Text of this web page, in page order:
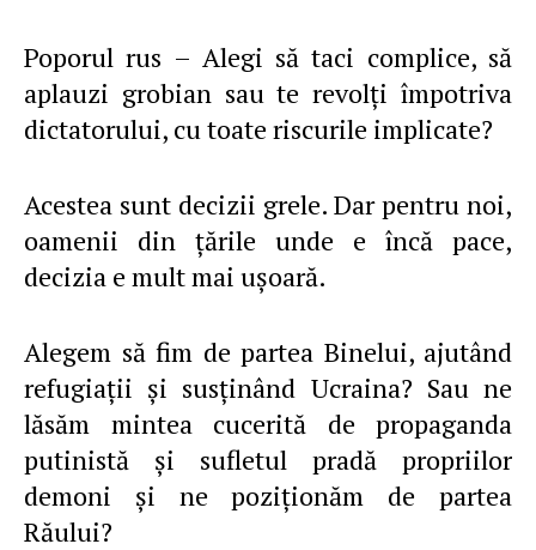
Poporul rus – Alegi să taci complice, să
aplauzi grobian sau te revolţi împotriva
dictatorului, cu toate riscurile implicate?
Acestea sunt decizii grele. Dar pentru noi,
oamenii din ţările unde e încă pace,
decizia e mult mai uşoară.
Alegem să fim de partea Binelui, ajutând
refugiaţii şi susţinând Ucraina? Sau ne
lăsăm mintea cucerită de propaganda
putinistă şi sufletul pradă propriilor
demoni şi ne poziţionăm de partea
Răului?